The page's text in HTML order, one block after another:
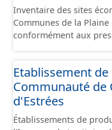
Inventaire des sites
Communes de la
conformément aux
Etablissement
Communauté de
d'Estrées
Établissements de